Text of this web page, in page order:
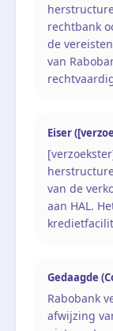
rechtbank
de
van
Eiser
van de
aan HAL.
Gedaagde
Rabobank
afwijzing